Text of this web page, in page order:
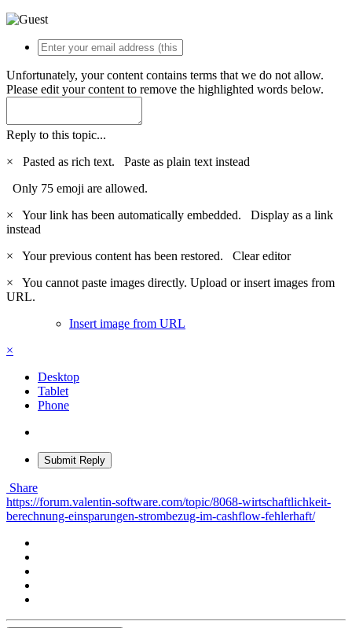
Unfortunately, your content contains terms that we do not allow.
Please edit your content to remove the highlighted words below.
Reply to this topic...
×
Pasted as rich text. Paste as plain text instead
Only 75 emoji are allowed.
×
Your link has been automatically embedded. Display as a link
instead
×
Your previous content has been restored. Clear editor
×
You cannot paste images directly. Upload or insert images from
URL.
Insert image from URL
×
Desktop
Tablet
Phone
Submit Reply
Share
https://forum.valentin-software.com/topic/8068-wirtschaftlichkeit-
berechnung-einsparungen-strombezug-im-cashflow-fehlerhaft/